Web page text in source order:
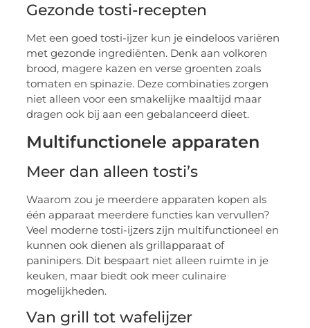
Gezonde tosti-recepten
Met een goed tosti-ijzer kun je eindeloos variëren
met gezonde ingrediënten. Denk aan volkoren
brood, magere kazen en verse groenten zoals
tomaten en spinazie. Deze combinaties zorgen
niet alleen voor een smakelijke maaltijd maar
dragen ook bij aan een gebalanceerd dieet.
Multifunctionele apparaten
Meer dan alleen tosti’s
Waarom zou je meerdere apparaten kopen als
één apparaat meerdere functies kan vervullen?
Veel moderne tosti-ijzers zijn multifunctioneel en
kunnen ook dienen als grillapparaat of
paninipers. Dit bespaart niet alleen ruimte in je
keuken, maar biedt ook meer culinaire
mogelijkheden.
Van grill tot wafelijzer